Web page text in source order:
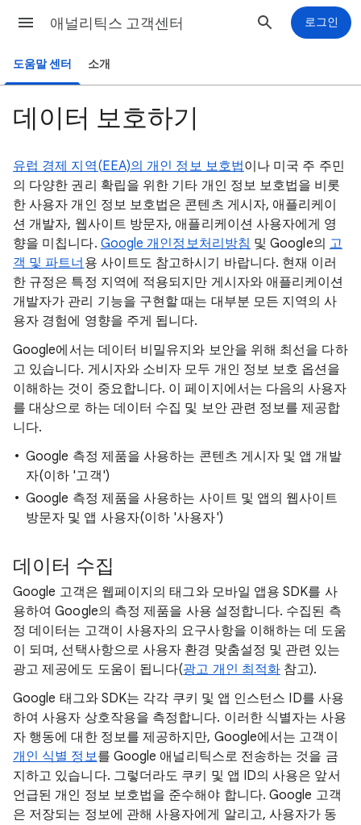
애널리틱스 고객센터 로그인
도움말 센터 소개
데이터 보호하기
유럽 경제 지역(EEA)의 개인 정보 보호법이나 미국 주 주민
의 다양한 권리 확립을 위한 기타 개인 정보 보호법을 비롯
한 사용자 개인 정보 보호법은 콘텐츠 게시자, 애플리케이
션 개발자, 웹사이트 방문자, 애플리케이션 사용자에게 영
향을 미칩니다. Google 개인정보처리방침 및 Google의 고
객 및 파트너 용 사이트도 참고하시기 바랍니다. 현재 이러
한 규정은 특정 지역에 적용되지만 게시자와 애플리케이션
개발자가 관리 기능을 구현할 때는 대부분 모든 지역의 사
용자 경험에 영향을 주게 됩니다.
Google에서는 데이터 비밀유지와 보안을 위해 최선을 다하
고 있습니다. 게시자와 소비자 모두 개인 정보 보호 옵션을
이해하는 것이 중요합니다. 이 페이지에서는 다음의 사용자
를 대상으로 하는 데이터 수집 및 보안 관련 정보를 제공합
니다.
Google 측정 제품을 사용하는 콘텐츠 게시자 및 앱 개발
자(이하 '고객')
Google 측정 제품을 사용하는 사이트 및 앱의 웹사이트
방문자 및 앱 사용자(이하 '사용자')
데이터 수집
Google 고객은 웹페이지의 태그와 모바일 앱용 SDK를 사
용하여 Google의 측정 제품을 사용 설정합니다. 수집된 측
정 데이터는 고객이 사용자의 요구사항을 이해하는 데 도움
이 되며, 선택사항으로 사용자 환경 맞춤설정 및 관련 있는
광고 제공에도 도움이 됩니다(광고 개인 최적화 참고).
Google 태그와 SDK는 각각 쿠키 및 앱 인스턴스 ID를 사용
하여 사용자 상호작용을 측정합니다. 이러한 식별자는 사용
자 행동에 대한 정보를 제공하지만, Google에서는 고객이
개인 식별 정보를 Google 애널리틱스로 전송하는 것을 금
지하고 있습니다. 그렇더라도 쿠키 및 앱 ID의 사용은 앞서
언급된 개인 정보 보호법을 준수해야 합니다. Google 고객
은 저장되는 정보에 관해 사용자에게 알리고, 사용자가 동